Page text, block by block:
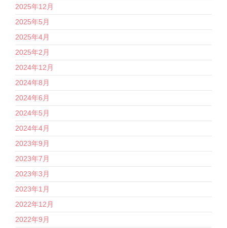
2025年12月
2025年5月
2025年4月
2025年2月
2024年12月
2024年8月
2024年6月
2024年5月
2024年4月
2023年9月
2023年7月
2023年3月
2023年1月
2022年12月
2022年9月